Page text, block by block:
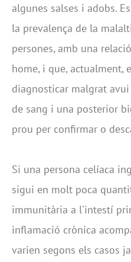
algunes salses i adobs.
la prevalença de la
persones, amb una
home, i que, actualment,
diagnosticar malgrat
de sang i una posterior
prou per confirmar o
Si una persona celíaca
sigui en molt poca
immunitària a l'intestí
inflamació crònica
varien segons els casos